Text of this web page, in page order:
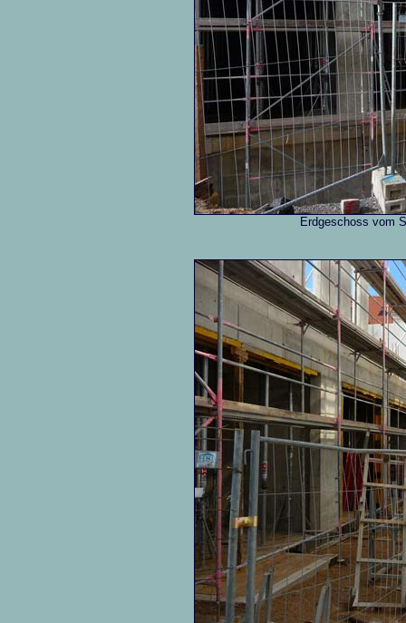
Erdgeschoss vom